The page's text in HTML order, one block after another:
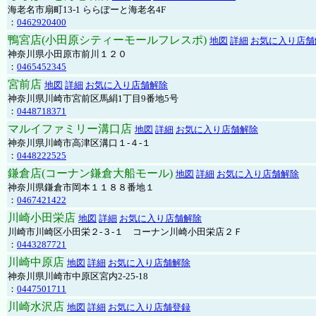
海老名市扇町13-1 ららぽーと海老名4F
： 0462920400
鴨宮店(小田原シティーモールフレスポ) 地図 詳細 お気に入り店
神奈川県小田原市前川１２０
： 0465452345
宮前店 地図 詳細 お気に入り店舗解除
神奈川県川崎市宮前区馬絹1丁目9番地5号
： 0448718371
マルイファミリー溝口店 地図 詳細 お気に入り店舗解除
神奈川県川崎市高津区溝口１-４-１
： 0448222525
鎌倉店(コーナン鎌倉大船モール) 地図 詳細 お気に入り店舗解除
神奈川県鎌倉市岡本１１８８番地１
： 0467421422
川崎小田栄店 地図 詳細 お気に入り店舗解除
川崎市川崎区小田栄２‐３‐１ コーナン川崎小田栄店２Ｆ
： 0443287721
川崎中原店 地図 詳細 お気に入り店舗解除
神奈川県川崎市中原区宮内2-25-18
： 0447501711
川崎水沢店 地図 詳細 お気に入り店舗登録